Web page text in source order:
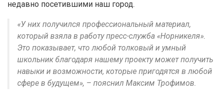
недавно посетившими наш город.
«У них получился профессиональный материал,
который взяла в работу пресс-служба «Норникеля».
Это показывает, что любой толковый и умный
школьник благодаря нашему проекту может получить
навыки и возможности, которые пригодятся в любой
сфере в будущем», – пояснил Максим Трофимов.